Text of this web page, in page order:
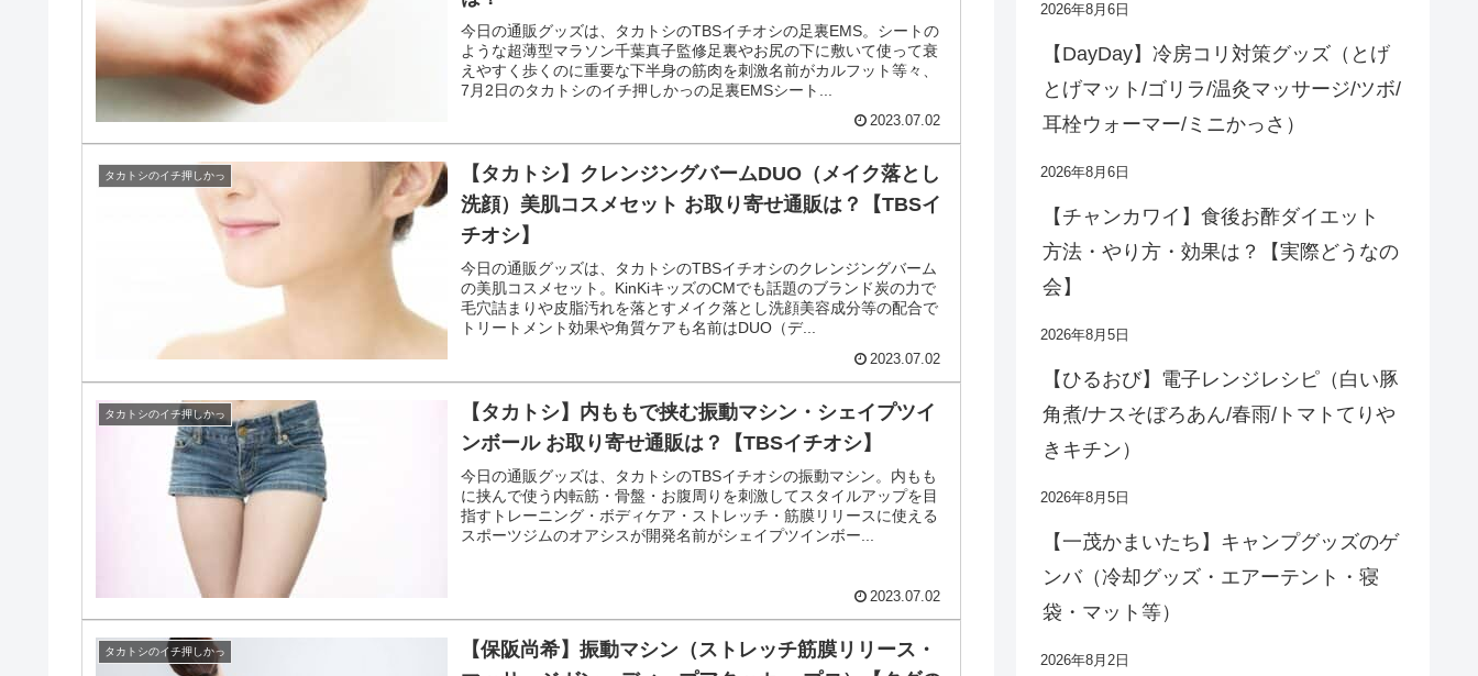
タカトシのイチ押しかっ
【タカトシTBSイチオシ】ムダ毛ケア光美容器（顔も
使えるムダ毛処理機アイスレディ）お取り寄せ通販
は？
今日の通販グッズは、タカトシのTBSイチオシのムダ毛ケア光美容
月2日のタカトシのイチ押しかっのムダ毛ケア光美...
2023.07.02
【タカトシ TBSイチオシ】足裏EMSシート（薄型・マ
ラソン千葉真子監修・カルフット）お取り寄せ通販
は？
今日の通販グッズは、タカトシのTBSイチオシの足裏EMS。シートの
7月2日のタカトシのイチ押しかっの足裏EMSシート...
タカトシのイチ押しかっ
【タカトシ】クレンジングバームDUO（メイク落とし
洗顔）美肌コスメセット お取り寄せ通販は？【TBSイ
今日の通販グッズは、タカトシのTBSイチオシのクレンジングバーム
トリートメント効果や角質ケアも名前はDUO（デ...
2026年8月6日
【DayDay】冷房コリ対策グッズ（とげ
とげマット/ゴリラ/温灸マッサージ/ツボ/
耳栓ウォーマー/ミニかっさ）
2026年8月6日
【チャンカワイ】食後お酢ダイエット
方法・やり方・効果は？【実際どうなの
会】
2026年8月5日
【ひるおび】電子レンジレシピ（白い豚
角煮/ナスそぼろあん/春雨/トマトてりや
きキチン）
2026年8月5日
【一茂かまいたち】キャンプグッズのゲ
ンバ（冷却グッズ・エアーテント・寝
袋・マット等）
2026年8月2日